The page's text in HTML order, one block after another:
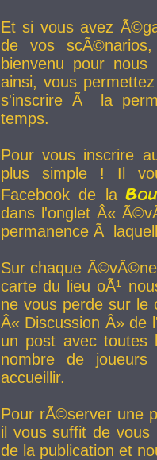
Et si vous avez
de vos
bienvenu pour
ainsi, vous
s'inscrire Ã la
temps.
Pour vous inscrire
plus simple ! Il
Facebook de la
dans l'onglet Â«
permanence Ã
Sur chaque
carte du lieu oÃ¹
ne vous perde sur le
Â« Discussion Â» de
un post avec toutes
nombre de
accueillir.
Pour rÃ©server une
il vous suffit de vous
de la publication et